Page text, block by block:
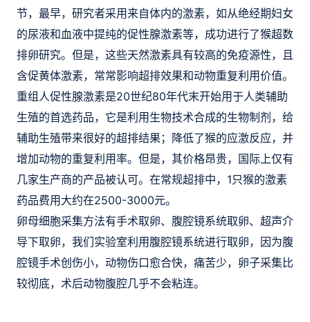
节，最早，研究者采用来自体内的激素，如从绝经期妇女
的尿液和血液中提纯的促性腺激素等，成功进行了猴超数
排卵研究。但是，这些天然激素具有较高的免疫源性，且
含促黄体激素，常常影响超排效果和动物重复利用价值。
重组人促性腺激素是20世纪80年代末开始用于人类辅助
生殖的首选药品，它是利用生物技术合成的生物制剂，给
辅助生殖带来很好的超排结果；降低了猴的应激反应，并
增加动物的重复利用率。但是，其价格昂贵，国际上仅有
几家生产商的产品被认可。在常规超排中，1只猴的激素
药品费用大约在2500-3000元。
卵母细胞采集方法有手术取卵、腹腔镜系统取卵、超声介
导下取卵，我们实验室利用腹腔镜系统进行取卵，因为腹
腔镜手术创伤小，动物伤口愈合快，痛苦少，卵子采集比
较彻底，术后动物腹腔几乎不会粘连。